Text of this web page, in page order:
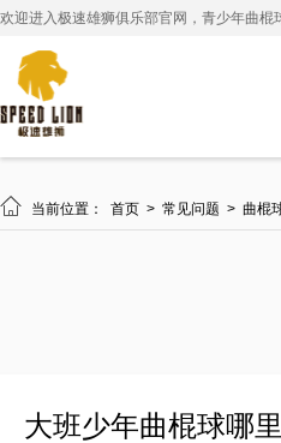
欢迎进入极速雄狮俱乐部官网，青少年曲棍
 当前位置： 首页 > 常见问题 > 曲棍
大班少年曲棍球哪